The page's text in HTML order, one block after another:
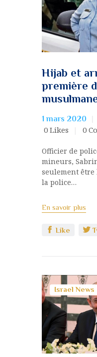
Hijab et
première
1 mars 2020
0 Likes 0
Officier de
mineurs,
seulement être
la police…
En savoir plus
Like
Israel News